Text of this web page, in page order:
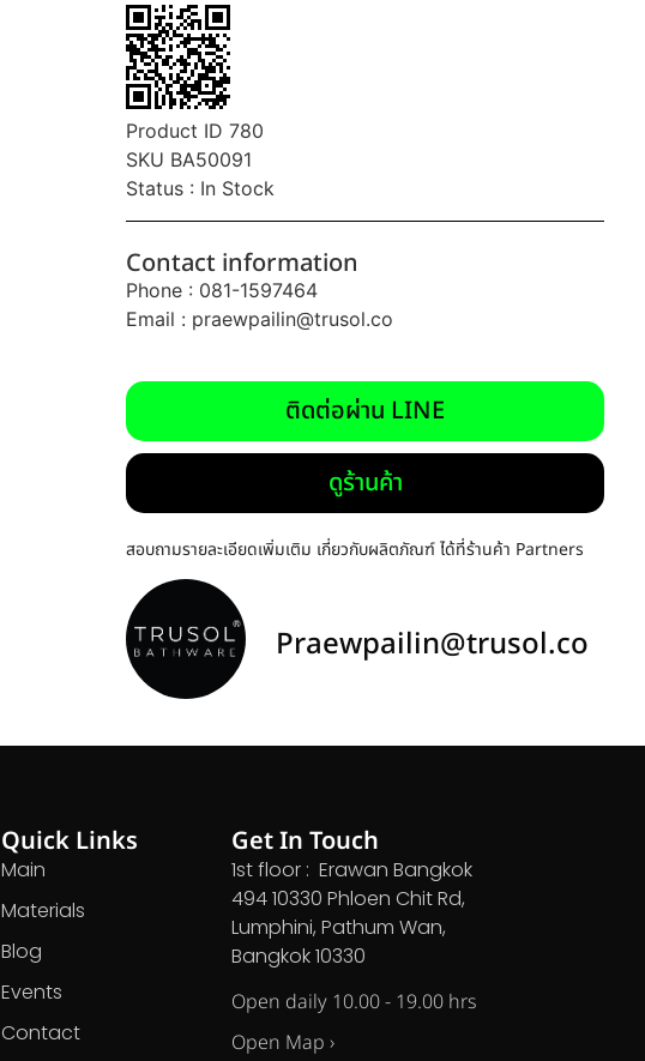
Product ID 780
SKU BA50091
Status : In Stock
Contact information
Phone : 081-1597464
Email : praewpailin@trusol.co
ติดต่อผ่าน LINE
ดูร้านค้า
สอบถามรายละเอียดเพิ่มเติม เกี่ยวกับผลิตภัณฑ์ ได้ที่ร้านค้า Partners
Praewpailin@trusol.co
Quick Links
Main
Materials
Blog
Events
Contact
Get In Touch
1st floor : Erawan Bangkok
494 10330 Phloen Chit Rd,
Lumphini, Pathum Wan,
Bangkok 10330
Open daily 10.00 - 19.00 hrs
Open Map ›